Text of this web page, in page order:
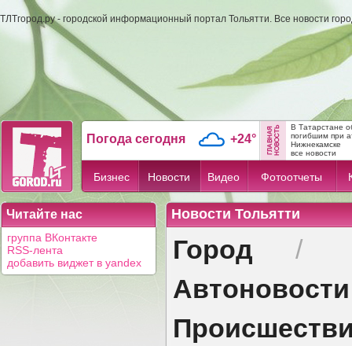
ТЛТгород.ру - городской информационный портал Тольятти. Все новости
Погода сегодня +24°
В Татарстане
погибшим при
Нижнекамске
все новости
Бизнес Новости Видео Фотоотчеты
Читайте нас
группа ВКонтакте
RSS-лента
добавить виджет в yandex
Новости Тольятти
Город /
Автоновости